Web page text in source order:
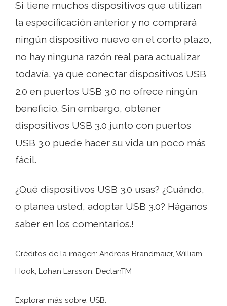
Si tiene muchos dispositivos que utilizan
la especificación anterior y no comprará
ningún dispositivo nuevo en el corto plazo,
no hay ninguna razón real para actualizar
todavía, ya que conectar dispositivos USB
2.0 en puertos USB 3.0 no ofrece ningún
beneficio. Sin embargo, obtener
dispositivos USB 3.0 junto con puertos
USB 3.0 puede hacer su vida un poco más
fácil.
¿Qué dispositivos USB 3.0 usas? ¿Cuándo,
o planea usted, adoptar USB 3.0? Háganos
saber en los comentarios.!
Créditos de la imagen: Andreas Brandmaier, William
Hook, Lohan Larsson, DeclanTM
Explorar más sobre: ​​USB.